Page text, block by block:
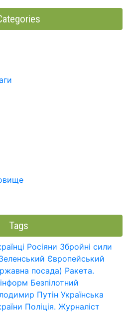
Tags
Росіяни Збройні сили
Європейський
посада) Ракета.
Безпілотний
Путін Українська
Поліція. Журналіст